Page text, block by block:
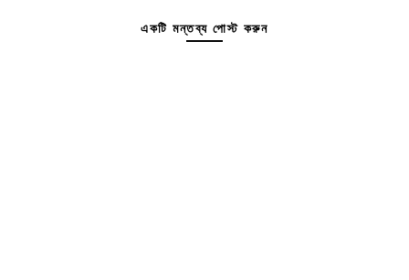
একটি মন্তব্য পোস্ট করুন